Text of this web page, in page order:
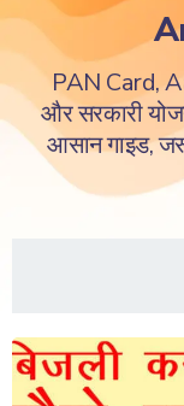
PAN Card,
और सरकारी
आसान गाइड,